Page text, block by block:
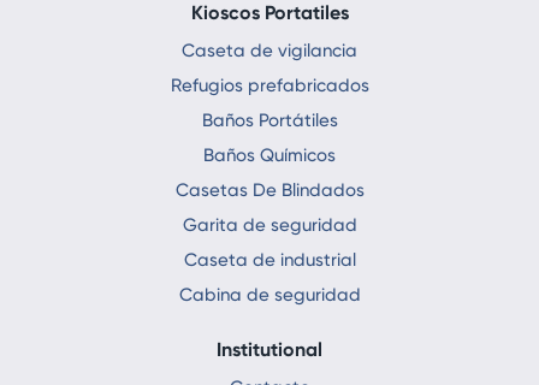
Kioscos Portatiles
Caseta de vigilancia
Refugios prefabricados
Baños Portátiles
Baños Químicos
Casetas De Blindados
Garita de seguridad
Caseta de industrial
Cabina de seguridad
Institutional